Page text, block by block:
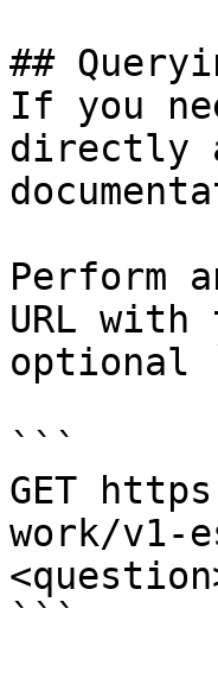
##
If you
directly
Perform
URL
optional
```
GET
work/v1-
```